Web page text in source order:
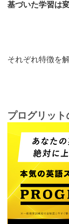
基づいた学習は
それぞれ特徴を
プログリット